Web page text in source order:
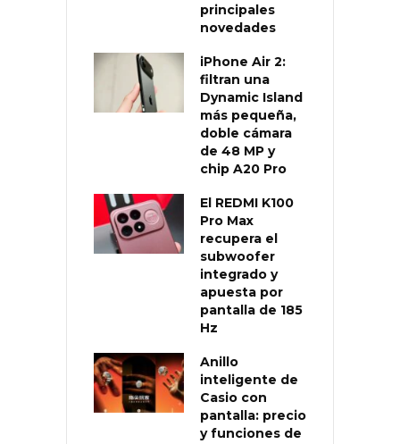
principales
novedades
iPhone Air 2:
filtran una
Dynamic Island
más pequeña,
doble cámara
de 48 MP y
chip A20 Pro
El REDMI K100
Pro Max
recupera el
subwoofer
integrado y
apuesta por
pantalla de 185
Hz
Anillo
inteligente de
Casio con
pantalla: precio
y funciones de